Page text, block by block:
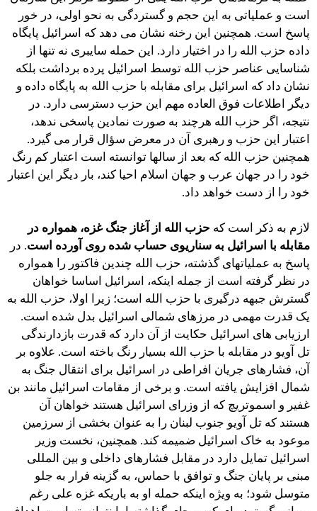
است و عملیاتی به این حجم و گستردگی به نحو اولی، در خور
پاسخ است. همچنین این رخنه نشان می دهد که اسرائیل پایگاه
داده حزب الله را در اختیار دارد. این حمله سایبری نه تنها از
شناسایی عناصر حزب الله توسط اسرائیل پرده برداشت بلکه
نشان داد که اسرائیل برای مقابله با حزب الله به پایگاه داده و
دیگر اطلاعات فوق العاده مهم این حزب دسترسی دارد. در
نتیجه، اگر حزب الله هرچند به صورت نمادین پاسخی ندهد،
اعتبار این حزب و رهبری آن در معرض سؤال قرار می گیرد.
همچنین حزب الله که بعد از سالها توانسته است اعتبار کم رنگ
خود را در جهان عرب و جهان اسلام احیا کند، بار دیگر این اعتبار
خود را از دست خواهد داد.
لازم به ذکر است که حزب الله از آغاز جنگ غزه، همواره در
مقابله با اسرائیل به سناریوی حساب شده روی آورده است. در
پاسخ به عملیاتهای گذشته، حزب الله چندین فاکتور را همواره
در نظر گرفته است از جمله اینکه، اسرائیل اساسا خواهان
گسترش جبهه درگیری با حزب الله است؛ زیرا اولا، حزب الله به
یک قدرت مهمی در مرزهای شمالی اسرائیل بدل شده است.
ارزیابی های اسرائیل حکایت از آن دارد که قدرت بازدارندگی
تل آویو در مقابله با حزب الله بسیار رنگ باخته است. علاوه بر
آن، فشارهای جریان افراطی در اسرائیل برای انتقال جنگ به
شمال افزایش یافته است. و برخی از مقامات اسرائیل مانند بن
غفیر و اسموتریچ که از وزرای اسرائیل هستند خواهان آن
هستند که تل آویو جنوب لبنان را به عنوان بخشی از سرزمین
موعود به خاک اسرائیل ضمیمه کند. همچنین، نخست وزیر
اسرائیل تمایل دارد در مقابل فشارهای داخلی و بین المللی
مبنی بر پایان جنگ و توافق با حماس، به گزینه فرار به جلو
متوسل شود؛ به ویژه اینکه حمله او به باریکه غزه علی رغم